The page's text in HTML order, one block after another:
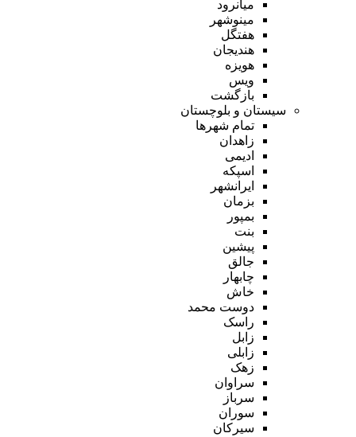
میانرود
مینوشهر
هفتگل
هندیجان
هویزه
ویس
بازگشت
سیستان و بلوچستان
تمام شهر‌ها
زاهدان
ادیمی
اسپکه
ایرانشهر
بزمان
بمپور
بنت
پیشین
جالق
چابهار
خاش
دوست محمد
راسک
زابل
زابلی
زهک
سراوان
سرباز
سوران
سیرکان